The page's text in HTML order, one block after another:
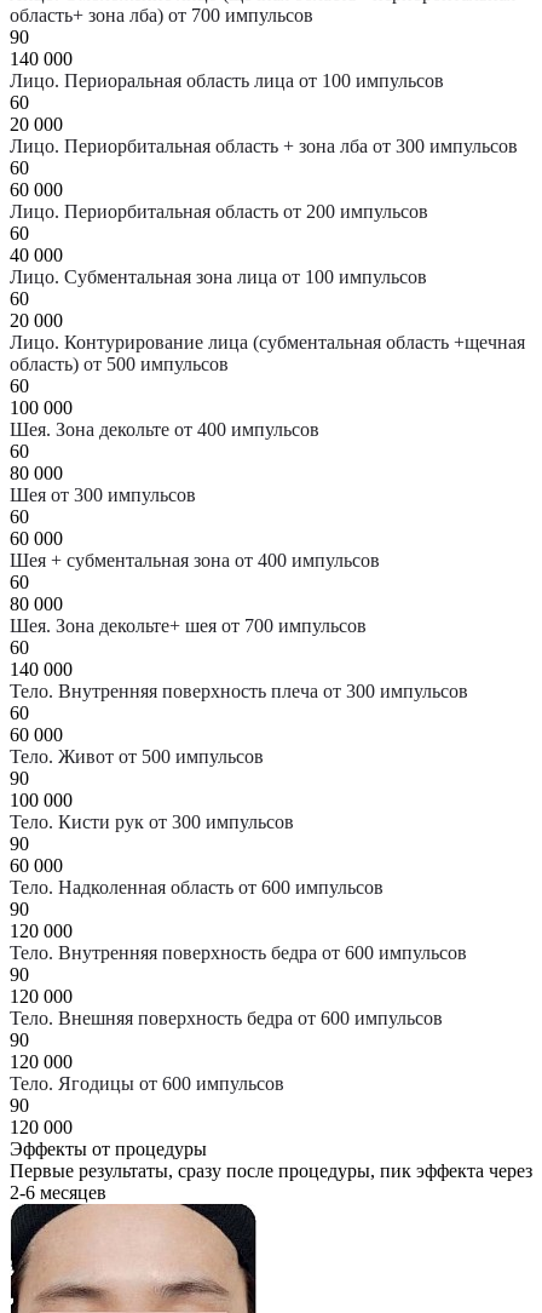
область+ зона лба) от 700 импульсов
90
140 000
Лицо. Периоральная область лица от 100 импульсов
60
20 000
Лицо. Периорбитальная область + зона лба от 300 импульсов
60
60 000
Лицо. Периорбитальная область от 200 импульсов
60
40 000
Лицо. Субментальная зона лица от 100 импульсов
60
20 000
Лицо. Контурирование лица (субментальная область +щечная
область) от 500 импульсов
60
100 000
Шея. Зона декольте от 400 импульсов
60
80 000
Шея от 300 импульсов
60
60 000
Шея + субментальная зона от 400 импульсов
60
80 000
Шея. Зона декольте+ шея от 700 импульсов
60
140 000
Тело. Внутренняя поверхность плеча от 300 импульсов
60
60 000
Тело. Живот от 500 импульсов
90
100 000
Тело. Кисти рук от 300 импульсов
90
60 000
Тело. Надколенная область от 600 импульсов
90
120 000
Тело. Внутренняя поверхность бедра от 600 импульсов
90
120 000
Тело. Внешняя поверхность бедра от 600 импульсов
90
120 000
Тело. Ягодицы от 600 импульсов
90
120 000
Эффекты от процедуры
Первые результаты, сразу после процедуры, пик эффекта через
2-6 месяцев